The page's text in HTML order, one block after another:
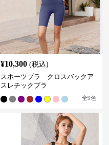
¥10,300 (税込)
スポーツブラ クロスバックア
スレチックブラ
全9色